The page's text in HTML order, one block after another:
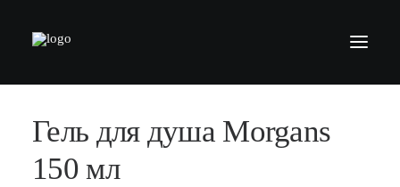
БАРБЕРШОПЫ
УСЛУГИ
Гель для душа Morgans
150 мл